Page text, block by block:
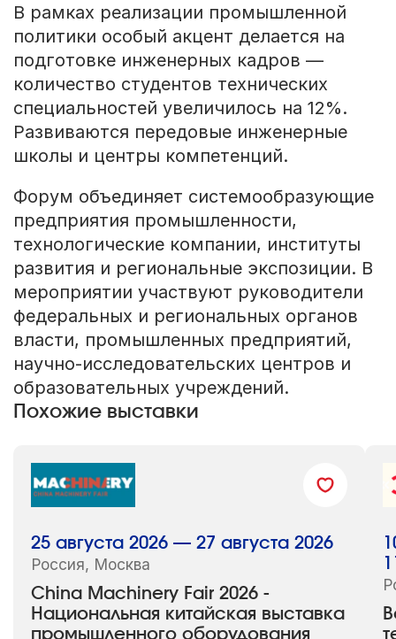
В рамках реализации промышленной
политики особый акцент делается на
подготовке инженерных кадров —
количество студентов технических
специальностей увеличилось на 12%.
Развиваются передовые инженерные
школы и центры компетенций.
Форум объединяет системообразующие
предприятия промышленности,
технологические компании, институты
развития и региональные экспозиции. В
мероприятии участвуют руководители
федеральных и региональных органов
власти, промышленных предприятий,
научно-исследовательских центров и
образовательных учреждений.
Похожие выставки
China Machinery Fair 2026 -
Национальная китайская выставка
промышленного оборудования
25 августа 2026 — 27 августа 2026
Россия, Москва